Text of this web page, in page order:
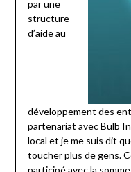
par une
structure
d’aide au
développement des
partenariat avec Bulb
local et je me suis dit
toucher plus de gens.
participé avec la